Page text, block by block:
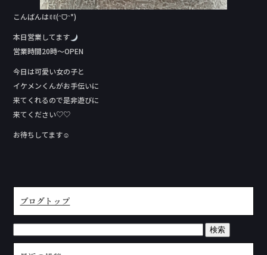
こんばんはꉂꉂ(ᵔᗜᵔ*)
本日営業してます
営業時間20時～OPEN
今日は可愛い女の子と
イケメンくんがお手伝いに
来てくれるので是非遊びに
来てください♡♡
お待ちしてます☺︎︎
ブログトップ